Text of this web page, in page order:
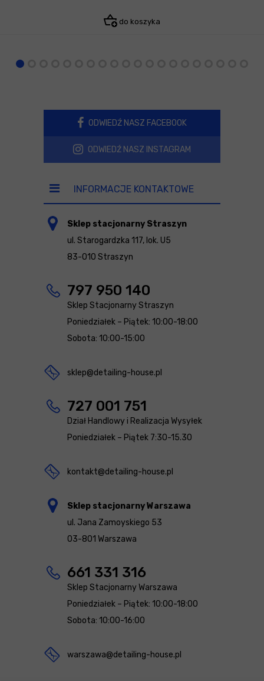
do koszyka
ODWIEDŹ NASZ FACEBOOK
ODWIEDŹ NASZ INSTAGRAM
INFORMACJE KONTAKTOWE
Sklep stacjonarny Straszyn
ul. Starogardzka 117, lok. U5
83-010 Straszyn
797 950 140
Sklep Stacjonarny Straszyn
Poniedziałek – Piątek: 10:00-18:00
Sobota: 10:00-15:00
sklep@detailing-house.pl
727 001 751
Dział Handlowy i Realizacja Wysyłek
Poniedziałek – Piątek 7:30-15.30
kontakt@detailing-house.pl
Sklep stacjonarny Warszawa
ul. Jana Zamoyskiego 53
03-801 Warszawa
661 331 316
Sklep Stacjonarny Warszawa
Poniedziałek – Piątek: 10:00-18:00
Sobota: 10:00-16:00
warszawa@detailing-house.pl